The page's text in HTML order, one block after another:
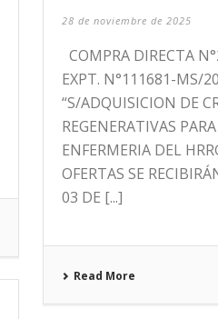
28 de noviembre de 2025
COMPRA DIRECTA
EXPT. N°111681-MS/
“S/ADQUISICION DE
REGENERATIVAS
ENFERMERIA DEL
OFERTAS SE
03 DE [...]
Read More